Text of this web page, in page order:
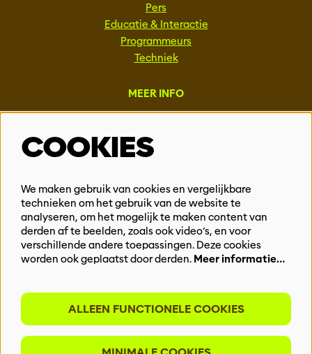
Pers
Educatie & Interactie
Programmeurs
Techniek
MEER INFO
Vacatures
Events & Partnerships
Privacy
BLIJF OP DE HOOGTE
Meld je aan voor onze nieuwsbrief
COOKIES
We maken gebruik van cookies en vergelijkbare
technieken om het gebruik van de website te
analyseren, om het mogelijk te maken content van
derden af te beelden, zoals ook video’s, en voor
verschillende andere toepassingen. Deze cookies
worden ook geplaatst door derden. Meer informatie…
ALLEEN FUNCTIONELE COOKIES